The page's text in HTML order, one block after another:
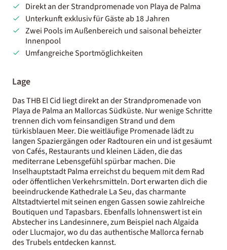
Direkt an der Strandpromenade von Playa de Palma
Unterkunft exklusiv für Gäste ab 18 Jahren
Zwei Pools im Außenbereich und saisonal beheizter
Innenpool
Umfangreiche Sportmöglichkeiten
Lage
Das THB El Cid liegt direkt an der Strandpromenade von
Playa de Palma an Mallorcas Südküste. Nur wenige Schritte
trennen dich vom feinsandigen Strand und dem
türkisblauen Meer. Die weitläufige Promenade lädt zu
langen Spaziergängen oder Radtouren ein und ist gesäumt
von Cafés, Restaurants und kleinen Läden, die das
mediterrane Lebensgefühl spürbar machen. Die
Inselhauptstadt Palma erreichst du bequem mit dem Rad
oder öffentlichen Verkehrsmitteln. Dort erwarten dich die
beeindruckende Kathedrale La Seu, das charmante
Altstadtviertel mit seinen engen Gassen sowie zahlreiche
Boutiquen und Tapasbars. Ebenfalls lohnenswert ist ein
Abstecher ins Landesinnere, zum Beispiel nach Algaida
oder Llucmajor, wo du das authentische Mallorca fernab
des Trubels entdecken kannst.